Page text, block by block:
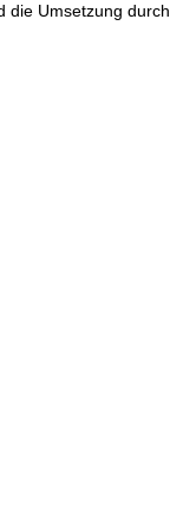
die Umsetzung durch